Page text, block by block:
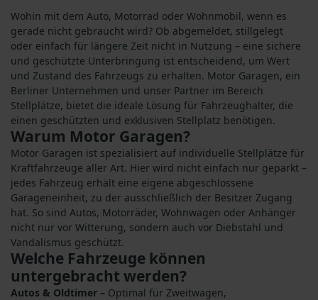
Wohin mit dem Auto, Motorrad oder Wohnmobil, wenn es
gerade nicht gebraucht wird? Ob abgemeldet, stillgelegt
oder einfach für längere Zeit nicht in Nutzung – eine sichere
und geschützte Unterbringung ist entscheidend, um Wert
und Zustand des Fahrzeugs zu erhalten. Motor Garagen, ein
Berliner Unternehmen und unser Partner im Bereich
Stellplätze, bietet die ideale Lösung für Fahrzeughalter, die
einen geschützten und exklusiven Stellplatz benötigen.
Warum Motor Garagen?
Motor Garagen ist spezialisiert auf individuelle Stellplätze für
Kraftfahrzeuge aller Art. Hier wird nicht einfach nur geparkt –
jedes Fahrzeug erhält eine eigene abgeschlossene
Garageneinheit, zu der ausschließlich der Besitzer Zugang
hat. So sind Autos, Motorräder, Wohnwagen oder Anhänger
nicht nur vor Witterung, sondern auch vor Diebstahl und
Vandalismus geschützt.
Welche Fahrzeuge können
untergebracht werden?
Autos & Oldtimer – Optimal für Zweitwagen,